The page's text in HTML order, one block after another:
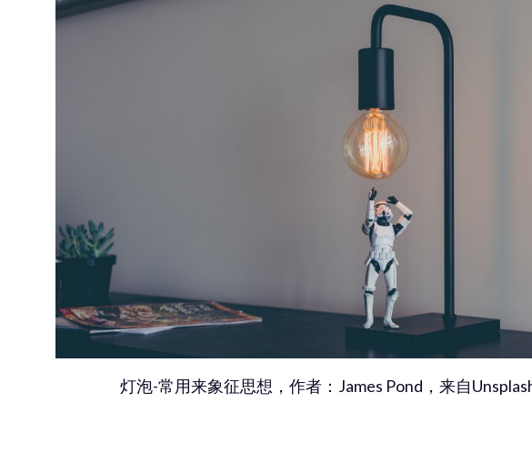
灯泡-常用来象征思想，作者：James Pond，来自